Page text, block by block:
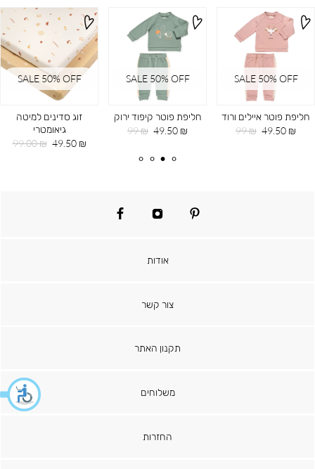
SALE 50% OFF
זוג סדינים למיטה
גיאומטרי
מחיר
49.50 ₪
מחיר
99.00 ₪
SALE 50% OFF
חליפת פוטר קיפוד ירוק
מחיר
49.50 ₪
מחיר
99 ₪
SALE 50% OFF
חליפת פוטר איילים ורוד
מחיר
49.50 ₪
מחיר
99 ₪
pinterest
instagram
facebook
אודות
צור קשר
תקנון האתר
משלוחים
החזרות